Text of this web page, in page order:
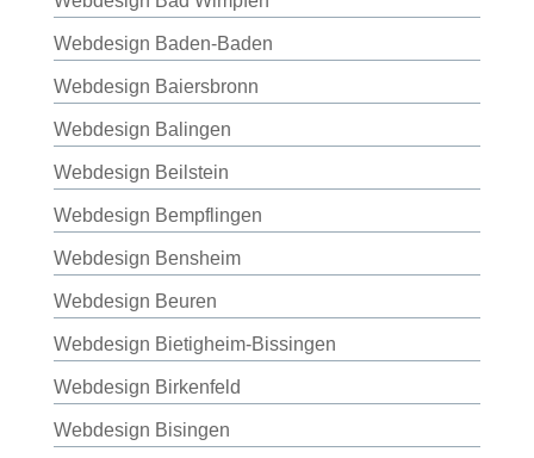
Webdesign Baden-Baden
Webdesign Baiersbronn
Webdesign Balingen
Webdesign Beilstein
Webdesign Bempflingen
Webdesign Bensheim
Webdesign Beuren
Webdesign Bietigheim-Bissingen
Webdesign Birkenfeld
Webdesign Bisingen